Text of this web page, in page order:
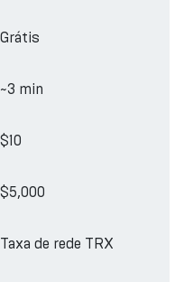
Grátis
~3 min
$10
$5,000
Taxa de rede TRX